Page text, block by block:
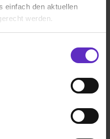
einfach den aktuellen
werden.
Einstellungen zu
um
unserer Website an
2